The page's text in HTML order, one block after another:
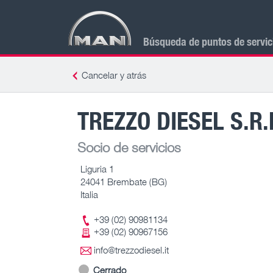
Búsqueda de puntos de
Cancelar y atrás
TREZZO DIESEL
Socio de servicios
Liguria 1
24041 Brembate (BG)
Italia
+39 (02) 90981134
+39 (02) 90967156
info@trezzodiesel.it
Cerrado